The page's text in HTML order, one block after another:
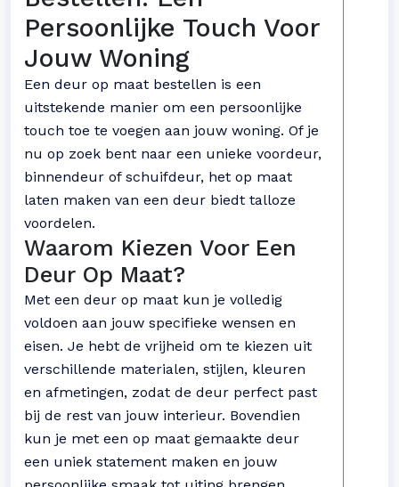
Persoonlijke Touch Voor
Jouw Woning
Een deur op maat bestellen is een
uitstekende manier om een persoonlijke
touch toe te voegen aan jouw woning. Of je
nu op zoek bent naar een unieke voordeur,
binnendeur of schuifdeur, het op maat
laten maken van een deur biedt talloze
voordelen.
Waarom Kiezen Voor Een
Deur Op Maat?
Met een deur op maat kun je volledig
voldoen aan jouw specifieke wensen en
eisen. Je hebt de vrijheid om te kiezen uit
verschillende materialen, stijlen, kleuren
en afmetingen, zodat de deur perfect past
bij de rest van jouw interieur. Bovendien
kun je met een op maat gemaakte deur
een uniek statement maken en jouw